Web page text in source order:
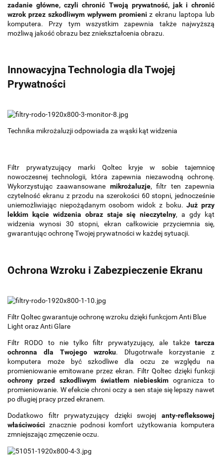
zadanie główne, czyli chronić Twoją prywatność, jak i chronić
wzrok przez szkodliwym wpływem promieni z ekranu laptopa lub
komputera. Przy tym wszystkim zapewnia także najwyższą
możliwą jakość obrazu bez zniekształcenia obrazu.
Innowacyjna Technologia dla Twojej
Prywatności
Technika mikrożaluzji odpowiada za wąski kąt widzenia
Filtr prywatyzujący marki Qoltec kryje w sobie tajemnicę
nowoczesnej technologii, która zapewnia niezawodną ochronę.
Wykorzystując zaawansowane mikrożaluzje, filtr ten zapewnia
czytelność ekranu z przodu na szerokości 60 stopni, jednocześnie
uniemożliwiając niepożądanym osobom widok z boku.Już przy
lekkim kącie widzenia obraz staje się nieczytelny, a gdy kąt
widzenia wynosi 30 stopni, ekran całkowicie przyciemnia się,
gwarantując ochronę Twojej prywatności w każdej sytuacji.
Ochrona Wzroku i Zabezpieczenie Ekranu
Filtr Qoltec gwarantuje ochronę wzroku dzięki funkcjom Anti Blue
Light oraz Anti Glare
Filtr RODO to nie tylko filtr prywatyzujący, ale także tarcza
ochronna dla Twojego wzroku. Długotrwałe korzystanie z
komputera może być szkodliwe dla oczu ze względu na
promieniowanie emitowane przez ekran. Filtr Qoltec dzięki funkcji
ochrony przed szkodliwym światłem niebieskim ogranicza to
promieniowanie. W efekcie chroni oczy a sen staje się lepszy nawet
po długiej pracy przed ekranem.
Dodatkowo filtr prywatyzujący dzięki swojej anty-refleksowej
właściwości znacznie podnosi komfort użytkowania komputera
zmniejszając zmęczenie oczu.